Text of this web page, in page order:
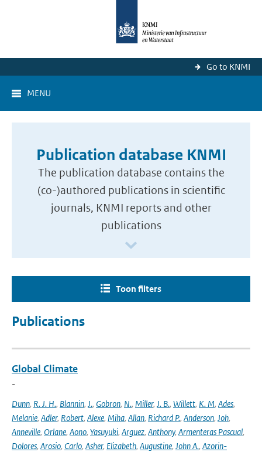
Go to KNMI
MENU
Publication database KNMI
The publication database contains the
(co-)authored publications in scientific
journals, KNMI reports and other
publications
Toon filters
Publications
Global Climate
-
Dunn, R. J. H., Blannin, J., Gobron, N., Miller, J. B., Willett, K. M, Ades,
Melanie, Adler, Robert, Alexe, Miha, Allan, Richard P., Anderson, Joh,
Anneville, Orlane, Aono, Yasuyuki, Arguez, Anthony, Armenteras Pascual,
Dolores, Arosio, Carlo, Asher, Elizabeth, Augustine, John A., Azorin-